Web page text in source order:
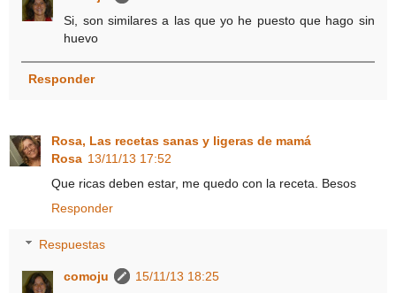
Si, son similares a las que yo he puesto que hago sin
huevo
Responder
Rosa, Las recetas sanas y ligeras de mamá
Rosa 13/11/13 17:52
Que ricas deben estar, me quedo con la receta. Besos
Responder
Respuestas
comoju
15/11/13 18:25